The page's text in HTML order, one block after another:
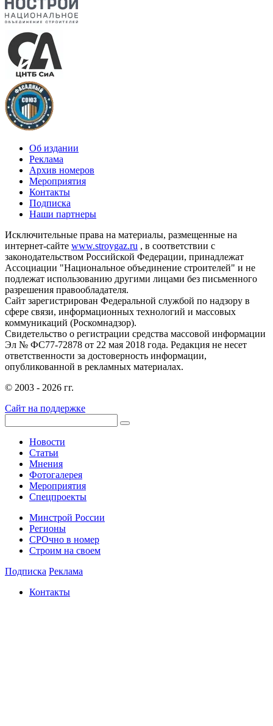
Об издании
Реклама
Архив номеров
Мероприятия
Контакты
Подписка
Наши партнеры
Исключительные права на материалы, размещенные на
интернет-сайте www.stroygaz.ru , в соответствии с
законодательством Российской Федерации, принадлежат
Ассоциации "Национальное объединение строителей" и не
подлежат использованию другими лицами без письменного
разрешения правообладателя.
Сайт зарегистрирован Федеральной службой по надзору в
сфере связи, информационных технологий и массовых
коммуникаций (Роскомнадзор).
Свидетельство о регистрации средства массовой информации
Эл № ФС77-72878 от 22 мая 2018 года. Редакция не несет
ответственности за достоверность информации,
опубликованной в рекламных материалах.
© 2003 - 2026 гг.
Сайт на поддержке
Новости
Статьи
Мнения
Фотогалерея
Мероприятия
Спецпроекты
Минстрой России
Регионы
СРОчно в номер
Строим на своем
Подписка Реклама
Контакты